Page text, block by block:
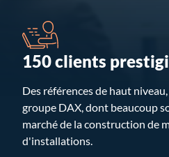
150 clients
Des références de haut
groupe DAX, dont beaucoup
marché de la construction de
d'installations.